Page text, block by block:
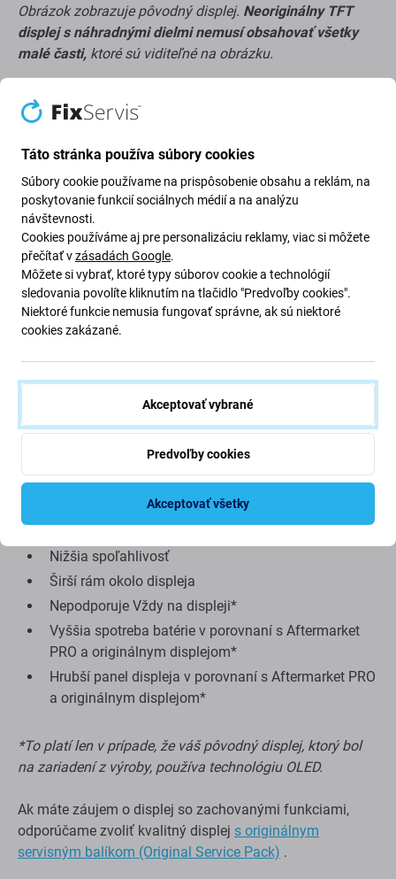
Obrázok zobrazuje pôvodný displej. Neoriginálny TFT
displej s náhradnými dielmi nemusí obsahovať všetky
malé časti, ktoré sú viditeľné na obrázku.
O kvalite na trhu s náhradnými dielmi
zariadenia.
Má rozdiely vo funkčnosti, kvalite alebo vzhľade.
Nižšie uvedené výhody a nevýhody sú v porovnaní s
pôvodným displejom výrobcu.
Výhody:
Nízka cena
Nevýhody:
Menšia zobrazovacia plocha
Trochu vyšší spodný okraj
Nie je možné zobraziť skutočnú čiernu
Nižšia spoľahlivosť
Širší rám okolo displeja
Nepodporuje Vždy na displeji*
Vyššia spotreba batérie v porovnaní s Aftermarket
PRO a originálnym displejom*
Hrubší panel displeja v porovnaní s Aftermarket PRO
a originálnym displejom*
*To platí len v prípade, že váš pôvodný displej, ktorý bol
na zariadení z výroby, používa technológiu OLED.
Ak máte záujem o displej so zachovanými funkciami,
odporúčame zvoliť kvalitný displej s originálnym
servisným balíkom (Original Service Pack) .
Táto stránka používa súbory cookies
Súbory cookie používame na prispôsobenie obsahu a reklám, na
poskytovanie funkcií sociálnych médií a na analýzu
návštevnosti.
Cookies používáme aj pre personalizáciu reklamy, viac si môžete
přečítať vzásadách Google.
Môžete si vybrať, ktoré typy súborov cookie a technológií
sledovania povolíte kliknutím na tlačidlo "Predvoľby cookies".
Niektoré funkcie nemusia fungovať správne, ak sú niektoré
cookies zakázané.
Akceptovať vybrané
Predvoľby cookies
Akceptovať všetky